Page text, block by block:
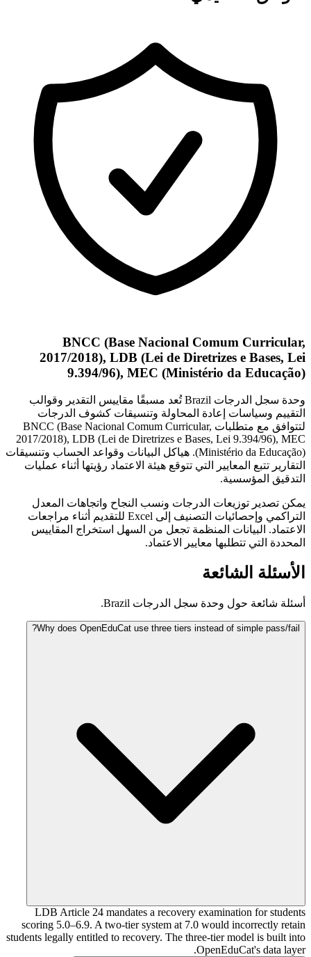
BNCC (Base Nacional Comum Curricular,
2017/2018), LDB (Lei de Diretrizes e Bases, Lei
9.394/96), MEC (Ministério da Educação)
وحدة سجل الدرجات Brazil تُعد مسبقًا مقاييس التقدير وقوالب
التقييم وسياسات إعادة المحاولة وتنسيقات كشوف الدرجات
لتتوافق مع متطلبات BNCC (Base Nacional Comum Curricular,
2017/2018), LDB (Lei de Diretrizes e Bases, Lei 9.394/96), MEC
(Ministério da Educação). هياكل البيانات وقواعد الحساب وتنسيقات
التقارير تتبع المعايير التي تتوقع هيئة الاعتماد رؤيتها أثناء عمليات
التدقيق المؤسسية.
يمكن تصدير توزيعات الدرجات ونسب النجاح واتجاهات المعدل
التراكمي وإحصائيات التصنيف إلى Excel للتقديم أثناء مراجعات
الاعتماد. البيانات المنظمة تجعل من السهل استخراج المقاييس
المحددة التي تتطلبها معايير الاعتماد.
الأسئلة الشائعة
أسئلة شائعة حول وحدة سجل الدرجات Brazil.
Why does OpenEduCat use three tiers instead of simple pass/fail?
LDB Article 24 mandates a recovery examination for students
scoring 5.0–6.9. A two-tier system at 7.0 would incorrectly retain
students legally entitled to recovery. The three-tier model is built into
OpenEduCat's data layer.